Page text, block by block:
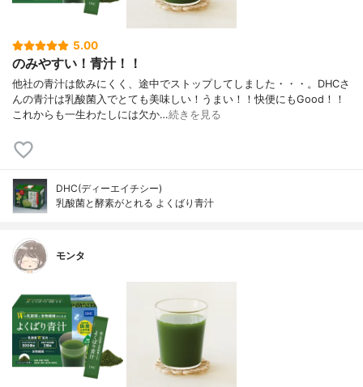
5.00
のみやすい！青汁！！
他社の青汁は飲みにくく、途中でストップしてしました・・・。DHCさ
んの青汁は乳酸菌入でとても美味しい！うまい！！快便にもGood！！
これからも一生わたしには欠か…続きを見る
DHC(ディーエイチシー)
乳酸菌と酵素がとれる よくばり青汁
モンタ